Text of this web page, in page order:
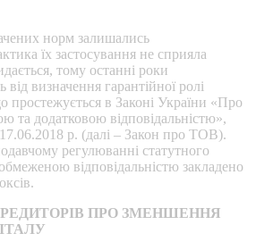
норм залишались
їх застосування не сприяла
тому останні роки
від визначення гарантійної ролі
простежується в Законі України «Про
та додатковою відповідальністю»,
р. (далі – Закон про ТОВ).
регулюванні статутного
відповідальністю закладено
ПРО ЗМЕНШЕННЯ